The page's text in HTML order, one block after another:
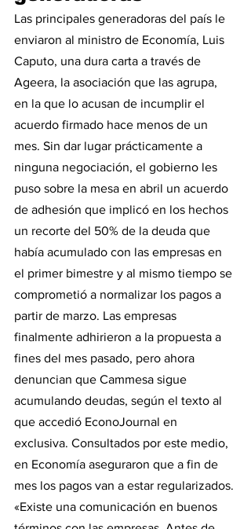
Las principales generadoras del país le
enviaron al ministro de Economía, Luis
Caputo, una dura carta a través de
Ageera, la asociación que las agrupa,
en la que lo acusan de incumplir el
acuerdo firmado hace menos de un
mes. Sin dar lugar prácticamente a
ninguna negociación, el gobierno les
puso sobre la mesa en abril un acuerdo
de adhesión que implicó en los hechos
un recorte del 50% de la deuda que
había acumulado con las empresas en
el primer bimestre y al mismo tiempo se
comprometió a normalizar los pagos a
partir de marzo. Las empresas
finalmente adhirieron a la propuesta a
fines del mes pasado, pero ahora
denuncian que Cammesa sigue
acumulando deudas, según el texto al
que accedió EconoJournal en
exclusiva. Consultados por este medio,
en Economía aseguraron que a fin de
mes los pagos van a estar regularizados.
«Existe una comunicación en buenos